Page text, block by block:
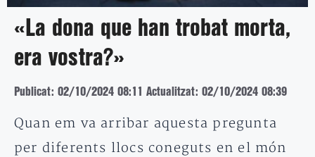
«La dona que han trobat morta,
era vostra?»
Publicat: 02/10/2024 08:11 Actualitzat: 02/10/2024 08:39
Quan em va arribar aquesta pregunta
per diferents llocs coneguts en el món